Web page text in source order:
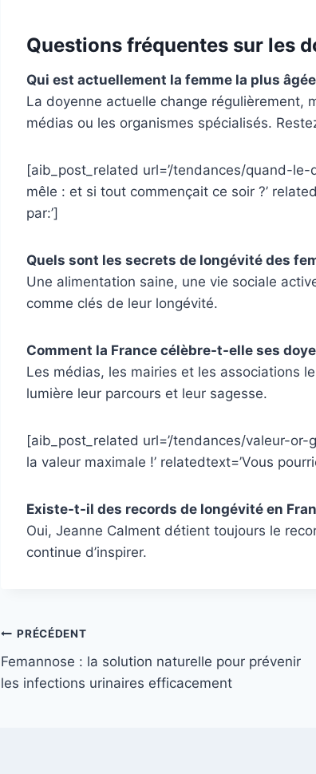
Questions fréquentes sur les
Qui est actuellement la femme la plus
La doyenne actuelle change régulièrement,
médias ou les organismes spécialisés.
[aib_post_related url=’/tendances/quand-le-
mêle : et si tout commençait ce soir ?’
par:’]
Quels sont les secrets de longévité des
Une alimentation saine, une vie sociale
comme clés de leur longévité.
Comment la France célèbre-t-elle ses
Les médias, les mairies et les associations
lumière leur parcours et leur sagesse.
[aib_post_related url=’/tendances/valeur-or-
la valeur maximale !’ relatedtext=’Vous
Existe-t-il des records de longévité en
Oui, Jeanne Calment détient toujours le
continue d’inspirer.
Navigation
de
PRÉCÉDENT
Femannose : la solution naturelle pour prévenir
les infections urinaires efficacement